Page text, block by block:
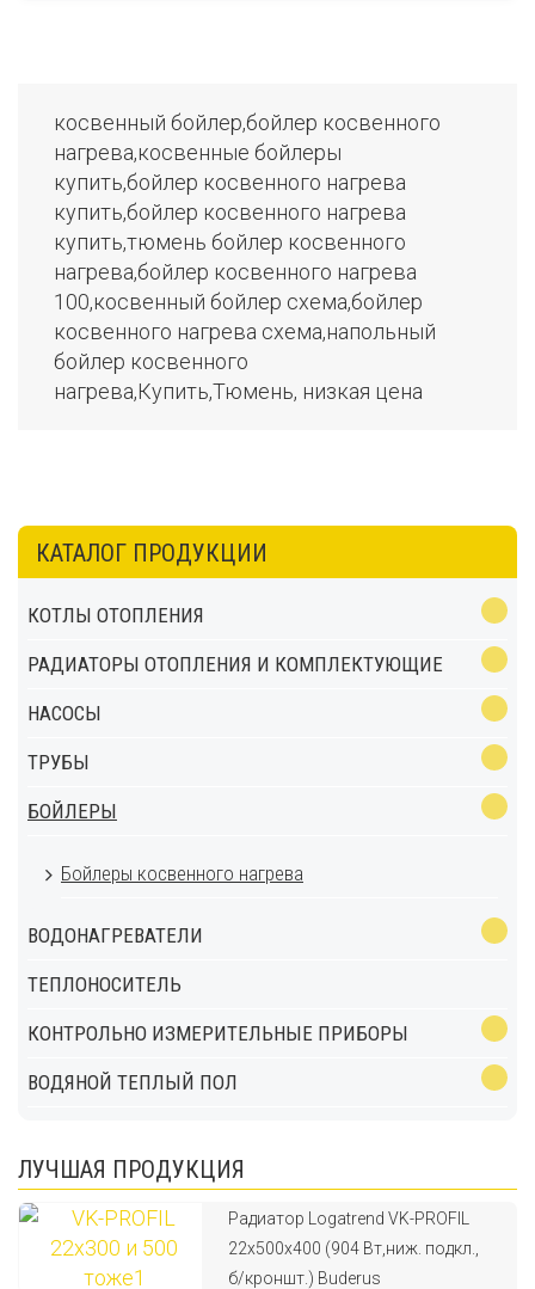
косвенный бойлер,бойлер косвенного
нагрева,косвенные бойлеры
купить,бойлер косвенного нагрева
купить,бойлер косвенного нагрева
купить,тюмень бойлер косвенного
нагрева,бойлер косвенного нагрева
100,косвенный бойлер схема,бойлер
косвенного нагрева схема,напольный
бойлер косвенного
нагрева,Купить,Тюмень, низкая цена
КАТАЛОГ ПРОДУКЦИИ
КОТЛЫ ОТОПЛЕНИЯ
РАДИАТОРЫ ОТОПЛЕНИЯ И КОМПЛЕКТУЮЩИЕ
НАСОСЫ
ТРУБЫ
БОЙЛЕРЫ
Бойлеры косвенного нагрева
ВОДОНАГРЕВАТЕЛИ
ТЕПЛОНОСИТЕЛЬ
КОНТРОЛЬНО ИЗМЕРИТЕЛЬНЫЕ ПРИБОРЫ
ВОДЯНОЙ ТЕПЛЫЙ ПОЛ
ЛУЧШАЯ ПРОДУКЦИЯ
Радиатор Logatrend VK-PROFIL
22x500x400 (904 Вт,ниж. подкл.,
б/кроншт.) Buderus